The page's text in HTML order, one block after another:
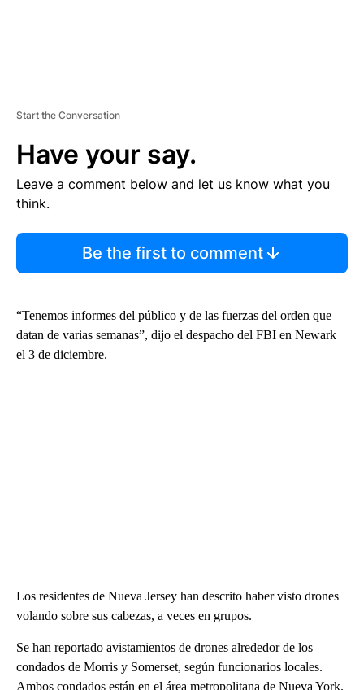
Start the Conversation
Have your say.
Leave a comment below and let us know what you
think.
Be the first to comment
“Tenemos informes del público y de las fuerzas del orden que
datan de varias semanas”, dijo el despacho del FBI en Newark
el 3 de diciembre.
Los residentes de Nueva Jersey han descrito haber visto drones
volando sobre sus cabezas, a veces en grupos.
Se han reportado avistamientos de drones alrededor de los
condados de Morris y Somerset, según funcionarios locales.
Ambos condados están en el área metropolitana de Nueva York.